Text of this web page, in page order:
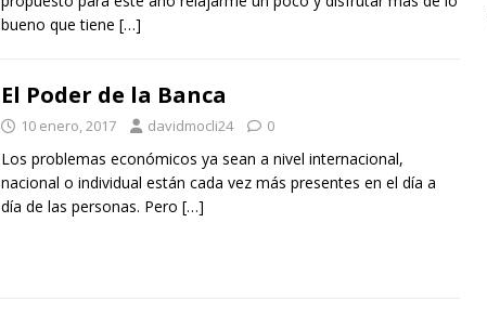
bueno que tiene […]
El Poder de la Banca
10 enero, 2017 davidmocli24 0
Los problemas económicos ya sean a nivel internacional,
nacional o individual están cada vez más presentes en el día a
día de las personas. Pero […]